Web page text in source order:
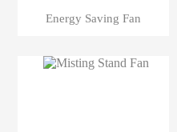
Energy Saving Fan